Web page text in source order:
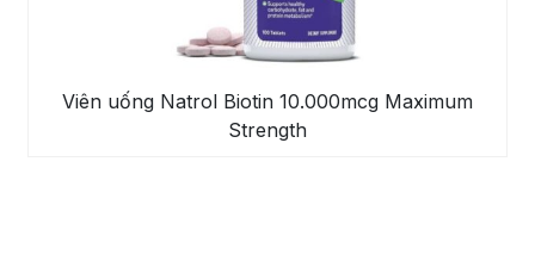
Viên uống Natrol Biotin 10.000mcg Maximum
Strength